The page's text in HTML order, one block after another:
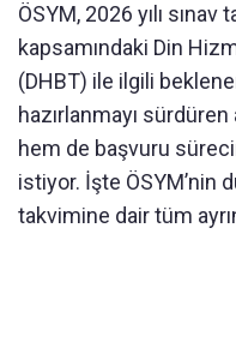
ÖSYM, 2026 yılı
kapsamındaki Din
(DHBT) ile ilgili
hazırlanmayı
hem de başvuru
istiyor. İşte ÖSYM’nin
takvimine dair tüm